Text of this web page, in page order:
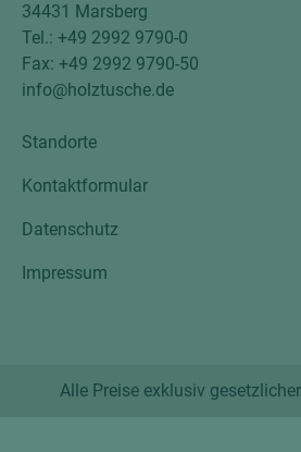
34431 Marsberg
Tel.: +49 2992 9790-0
Fax: +49 2992 9790-50
info@holztusche.de
Standorte
Kontaktformular
Datenschutz
Impressum
Alle Preise exklusiv